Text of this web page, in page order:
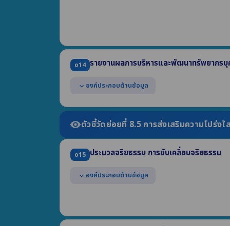
o14 รายงานผลการบริหารและพัฒนาทรัพยากร
expand_more องค์ประกอบด้านข้อมูล
แสดงผลการบริหารทรัพยากรบุคคล ประจำปี พ.ศ.
(1) รายการหรือกิจกรรมการบริหารทรัพยากรบุคคล (2)
(3) ช่วงระยะเวลาในการดำเนินการ
(4) ข้อมูลสถิติกรอบอัตรากำลัง กรอบมีเงิน กรอบคนค
แสดงผลการพัฒนาทรัพยากรบุคคล ประจำปี พ.ศ.
visibilityตัวชี้วัดย่อยที่ 8.5 การส่งเสริมความโปร่งใ
o15 ประมวลจริยธรรม การขับเคลื่อนจริยธรรม
expand_more องค์ประกอบด้านข้อมูล
(1) การจัดตั้งทีมให้คำปรึกษาตอบคำถามทางจริยธรรม